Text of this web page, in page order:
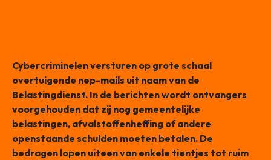
Cybercriminelen versturen op grote schaal
overtuigende nep-mails uit naam van de
Belastingdienst. In de berichten wordt ontvangers
voorgehouden dat zij nog gemeentelijke
belastingen, afvalstoffenheffing of andere
openstaande schulden moeten betalen. De
bedragen lopen uiteen van enkele tientjes tot ruim